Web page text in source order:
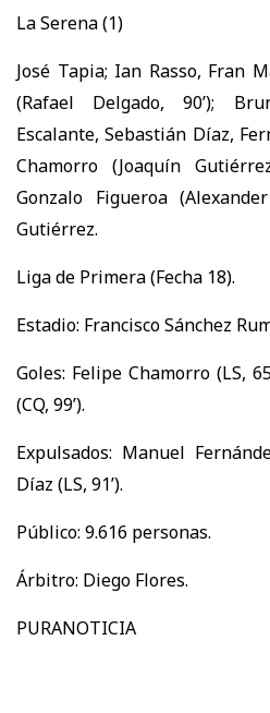
La Serena (1)
José Tapia; Ian Rasso, Fran
(Rafael Delgado, 90’);
Escalante, Sebastián Díaz,
Chamorro (Joaquín
Gonzalo Figueroa
Gutiérrez.
Liga de Primera (Fecha 18).
Estadio: Francisco Sánchez
Goles: Felipe Chamorro (LS,
(CQ, 99’).
Expulsados: Manuel
Díaz (LS, 91’).
Público: 9.616 personas.
Árbitro: Diego Flores.
PURANOTICIA